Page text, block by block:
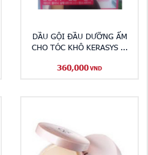
DẦU GỘI ĐẦU DƯỠNG ẨM
CHO TÓC KHÔ KERASYS ...
360,000 VND